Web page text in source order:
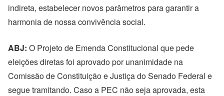
indireta, estabelecer novos parâmetros para garantir a
harmonia de nossa convivência social.
ABJ: O Projeto de Emenda Constitucional que pede
eleições diretas foi aprovado por unanimidade na
Comissão de Constituição e Justiça do Senado Federal e
segue tramitando. Caso a PEC não seja aprovada, esta